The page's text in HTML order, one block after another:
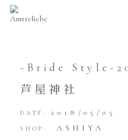
-Bride Style-
芦屋神社
DATE: 2018/05/05
SHOP: ASHIYA